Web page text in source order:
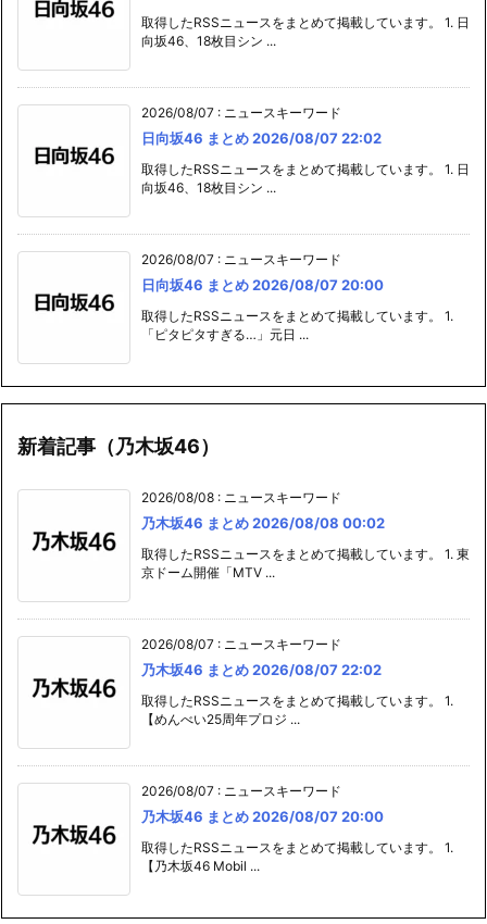
取得したRSSニュースをまとめて掲載しています。 1. 日
向坂46、18枚目シン ...
2026/08/07 : ニュースキーワード
日向坂46 まとめ 2026/08/07 22:02
取得したRSSニュースをまとめて掲載しています。 1. 日
向坂46、18枚目シン ...
2026/08/07 : ニュースキーワード
日向坂46 まとめ 2026/08/07 20:00
取得したRSSニュースをまとめて掲載しています。 1.
「ピタピタすぎる…」元日 ...
新着記事（乃木坂46）
2026/08/08 : ニュースキーワード
乃木坂46 まとめ 2026/08/08 00:02
取得したRSSニュースをまとめて掲載しています。 1. 東
京ドーム開催「MTV ...
2026/08/07 : ニュースキーワード
乃木坂46 まとめ 2026/08/07 22:02
取得したRSSニュースをまとめて掲載しています。 1.
【めんべい25周年プロジ ...
2026/08/07 : ニュースキーワード
乃木坂46 まとめ 2026/08/07 20:00
取得したRSSニュースをまとめて掲載しています。 1.
【乃木坂46 Mobil ...